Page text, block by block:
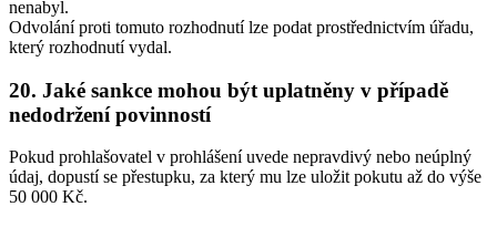
nenabyl.
Odvolání proti tomuto rozhodnutí lze podat prostřednictvím úřadu,
který rozhodnutí vydal.
20. Jaké sankce mohou být uplatněny v případě
nedodržení povinností
Pokud prohlašovatel v prohlášení uvede nepravdivý nebo neúplný
údaj, dopustí se přestupku, za který mu lze uložit pokutu až do výše
50 000 Kč.